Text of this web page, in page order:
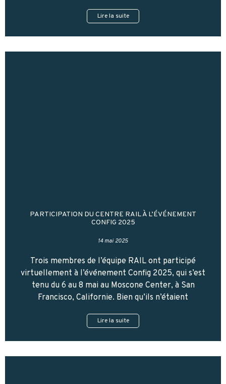
Lire la suite
PARTICIPATION DU CENTRE RAIL À L’ÉVÉNEMENT
CONFIG 2025
14 mai 2025
Trois membres de l’équipe RAIL ont participé
virtuellement à l’événement Config 2025, qui s’est
tenu du 6 au 8 mai au Moscone Center, à San
Francisco, Californie. Bien qu’ils n’étaient
Lire la suite